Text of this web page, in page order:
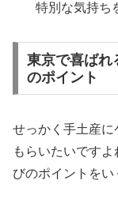
特別な気持ち
東京で喜ばれ
のポイント
せっかく手土産
もらいたいです
びのポイントをい